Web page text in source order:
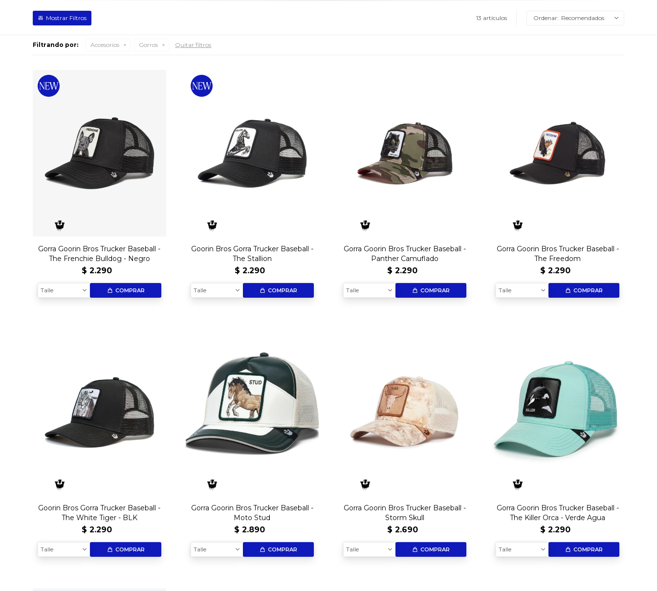
13 artículos Recomendados
Filtrando por: Accesorios Gorros Quitar filtros
Gorra Goorin Bros Trucker Baseball -
The Frenchie Bulldog - Negro
$ 2.290
Talle COMPRAR
Goorin Bros Gorra Trucker Baseball -
The Stallion
$ 2.290
Talle COMPRAR
Gorra Goorin Bros Trucker Baseball -
Panther Camuflado
$ 2.290
Talle COMPRAR
Gorra Goorin Bros Trucker Baseball -
The Freedom
$ 2.290
Talle COMPRAR
Goorin Bros Gorra Trucker Baseball -
The White Tiger - BLK
$ 2.290
Talle COMPRAR
Gorra Goorin Bros Trucker Baseball -
Moto Stud
$ 2.890
Talle COMPRAR
Gorra Goorin Bros Trucker Baseball -
Storm Skull
$ 2.690
Talle COMPRAR
Gorra Goorin Bros Trucker Baseball -
The Killer Orca - Verde Agua
$ 2.290
Talle COMPRAR